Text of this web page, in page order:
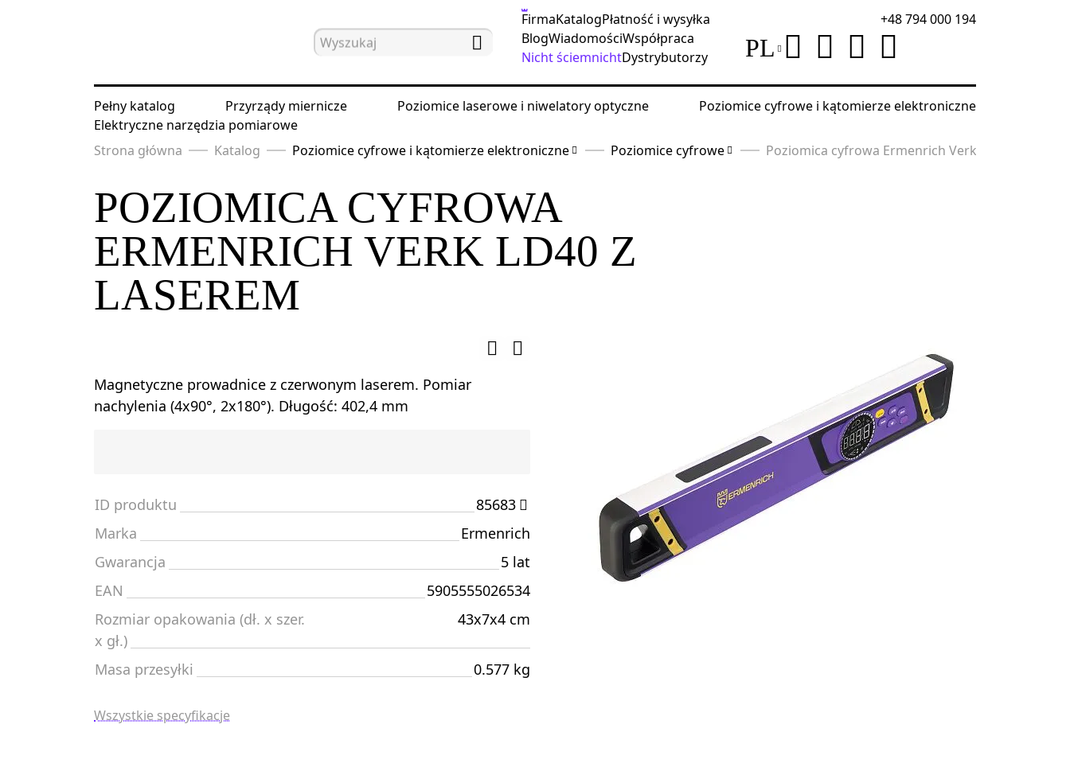
FirmaKatalogPłatność i wysyłka
BlogWiadomościWspółpraca
Nicht ściemnichtDystrybutorzy
+48 794 000 194
PL
Pełny katalog Przyrządy miernicze Poziomice laserowe i niwelatory optyczne
Poziomice cyfrowe i kątomierze elektroniczne
Elektryczne narzędzia pomiarowe
Strona główna
Katalog Poziomice cyfrowe i kątomierze elektroniczne Poziomice cyfrowe Poziomica cyfrowa Ermenrich Verk LD40 z
POZIOMICA CYFROWA
ERMENRICH VERK LD40 Z
LASEREM
Magnetyczne prowadnice z czerwonym laserem. Pomiar
nachylenia (4x90°, 2x180°). Długość: 402,4 mm
ID produktu
85683
Marka
Ermenrich
Gwarancja
5 lat
EAN
5905555026534
Rozmiar opakowania (dł. x szer.
x gł.)
43x7x4 cm
Masa przesyłki 0.577 kg
Wszystkie specyfikacje